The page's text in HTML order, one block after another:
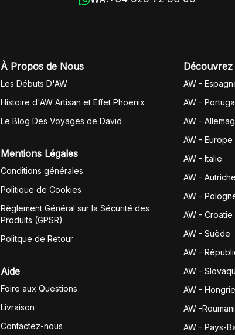
À Propos de Nous
Les Débuts D'AW
Histoire d'AW Artisan et Effet Phoenix
Le Blog Des Voyages de David
Mentions Légales
Conditions générales
Politique de Cookies
Règlement Général sur la Sécurité des
Produits (GPSR)
Politque de Retour
Aide
Foire aux Questions
Livraison
Contactez-nous
Découvrez
AW -
AW -
AW -
AW - Europe
AW - Italie
AW - Autriche
AW -
AW - Croatie
AW - Suède
AW -
AW -
AW - Hongrie
AW -
AW - Pays-